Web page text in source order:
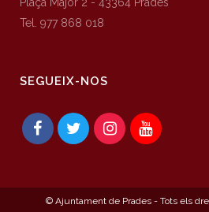
Plaça Major 2 - 43364 Prades
Tel. 977 868 018
SEGUEIX-NOS
© Ajuntament de Prades - Tots els